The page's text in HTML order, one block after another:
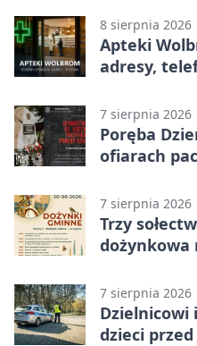
8 sierpnia 2026
Apteki
adresy,
7 sierpnia 2026
Poręba
ofiarach
7 sierpnia 2026
Trzy
dożynkowa
7 sierpnia 2026
Dzielnicowi
dzieci